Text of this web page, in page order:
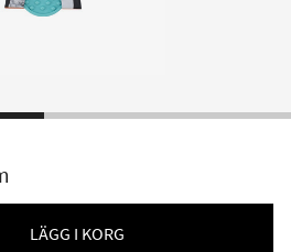
LÄGG I KORG